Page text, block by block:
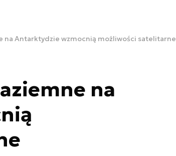
na Antarktydzie wzmocnią możliwości satelitarne
na